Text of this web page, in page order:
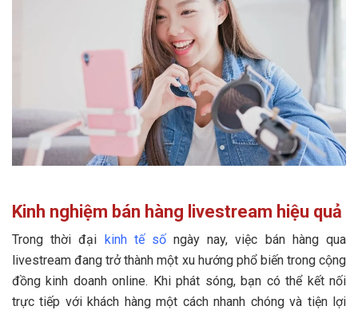
Kinh nghiệm bán hàng livestream hiệu quả
Trong thời đại kinh tế sốngày nay, việc bán hàng qua
livestream đang trở thành một xu hướng phổ biến trong cộng
đồng kinh doanh online. Khi phát sóng, bạn có thể kết nối
trực tiếp với khách hàng một cách nhanh chóng và tiện lợi